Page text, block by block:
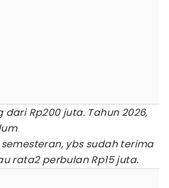
dari Rp200 juta. Tahun 2026,
ybs sudah terima
rata2 perbulan Rp15 juta.